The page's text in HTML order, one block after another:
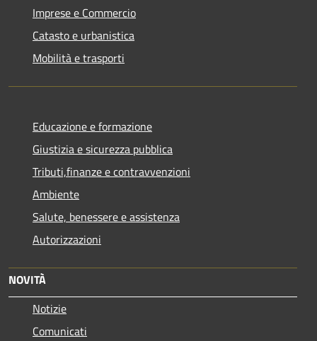
Imprese e Commercio
Catasto e urbanistica
Mobilità e trasporti
Educazione e formazione
Giustizia e sicurezza pubblica
Tributi,finanze e contravvenzioni
Ambiente
Salute, benessere e assistenza
Autorizzazioni
NOVITÀ
Notizie
Comunicati